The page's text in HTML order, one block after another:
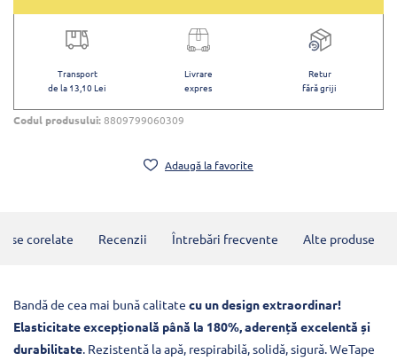
Transport
de la 13,10 Lei
Livrare
expres
Retur
fără griji
Codul produsului:8809799060309
Adaugă la favorite
corelate Recenzii Întrebări frecvente Alte produse
Bandă de cea mai bună calitate cu un design extraordinar!
Elasticitate excepțională până la 180%, aderență excelentă și
durabilitate . Rezistentă la apă, respirabilă, solidă, sigură. WeTape